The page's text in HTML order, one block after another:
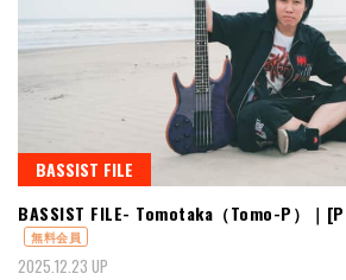
BASSIST FILE
BASSIST FILE- Tomotaka（Tomo-P）｜
無料会員
2025.12.23 UP